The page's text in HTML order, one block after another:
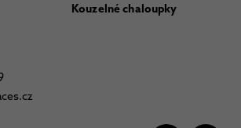
Kouzelné chaloupky